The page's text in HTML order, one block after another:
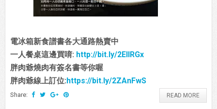
電冰箱新食譜書各大通路熱賣中
一人餐桌這邊買唷: http://bit.ly/2EIIRGx
胖肉爺燒肉有簽名書等你喔
胖肉爺線上訂位:https://bit.ly/2ZAnFwS
Share: READ MORE